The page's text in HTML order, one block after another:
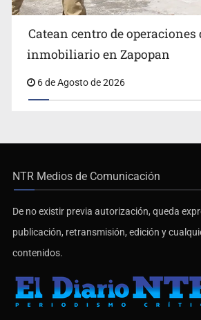
Catean centro de operaciones
inmobiliario en Zapopan
6 de Agosto de 2026
NTR Medios de Comunicación
De no existir previa autorización, queda
publicación, retransmisión, edición y
contenidos.